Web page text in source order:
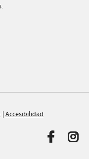
Accesibilidad